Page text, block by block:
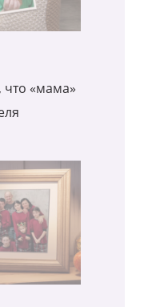
«мама»